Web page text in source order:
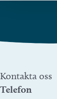
Kontakta oss
Telefon